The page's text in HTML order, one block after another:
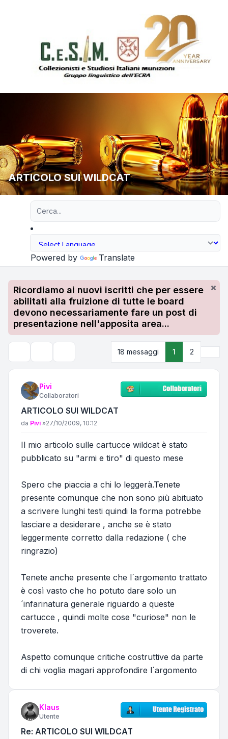
ARTICOLO SUI WILDCAT
Powered by Translate
Ricordiamo ai nuovi iscritti che per essere
abilitati alla fruizione di tutte le board
devono necessariamente fare un post di
presentazione nell'apposita area...
18 messaggi 1 2
Pivi
Collaboratori
ARTICOLO SUI WILDCAT
Messaggio
da Pivi »27/10/2009, 10:12
Il mio articolo sulle cartucce wildcat è stato
pubblicato su "armi e tiro" di questo mese
Spero che piaccia a chi lo leggerà.Tenete
presente comunque che non sono più abituato
a scrivere lunghi testi quindi la forma potrebbe
lasciare a desiderare , anche se è stato
leggermente corretto dalla redazione ( che
ringrazio)
Tenete anche presente che l´argomento trattato
è così vasto che ho potuto dare solo un
´infarinatura generale riguardo a queste
cartucce , quindi molte cose "curiose" non le
troverete.
Aspetto comunque critiche costruttive da parte
di chi voglia magari approfondire l´argomento
Klaus
Utente
Re: ARTICOLO SUI WILDCAT